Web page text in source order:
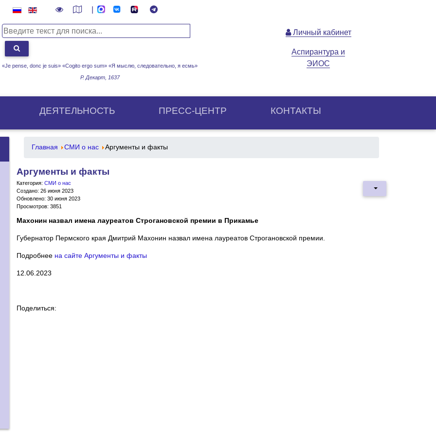
«Je pense, donc je suis» «Cogito ergo sum» «Я мыслю, следовательно, я есмь»
Р. Декарт, 1637
Личный кабинет
Аспирантура и
ЭИОС
ДЕЯТЕЛЬНОСТЬ ПРЕСС-ЦЕНТР КОНТАКТЫ
Главная СМИ о нас Аргументы и факты
Аргументы и факты
Категория: СМИ о нас
Создано: 26 июня 2023
Обновлено: 30 июня 2023
Просмотров: 3851
Махонин назвал имена лауреатов Строгановской премии в Прикамье
Губернатор Пермского края Дмитрий Махонин назвал имена лауреатов Строгановской премии.
Подробнее на сайте Аргументы и факты
12.06.2023
Поделиться: